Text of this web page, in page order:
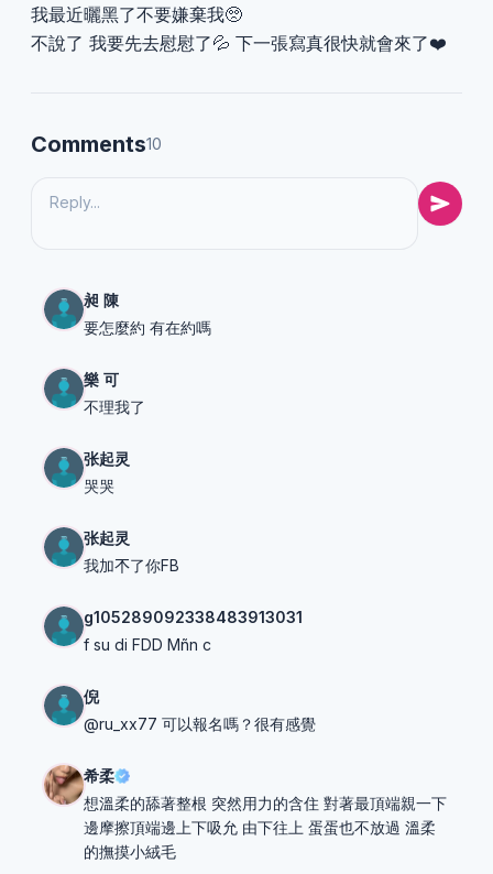
我最近曬黑了不要嫌棄我🥺
不說了 我要先去慰慰了💦 下一張寫真很快就會來了❤️
Comments10
昶 陳
要怎麼約 有在約嗎
樂 可
不理我了
张起灵
哭哭
张起灵
我加𣎴了你FB
g105289092338483913031
f su di FDD Mñn c
倪
@ru_xx77 可以報名嗎？很有感覺
希柔
想溫柔的舔著整根 突然用力的含住 對著最頂端親一下
邊摩擦頂端邊上下吸允 由下往上 蛋蛋也不放過 溫柔
的撫摸小絨毛